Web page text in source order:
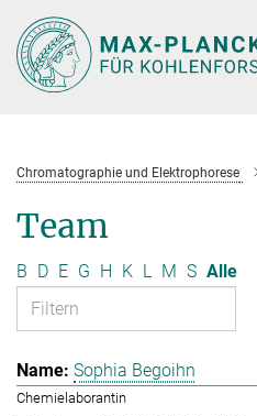
Hauptinhalt
Chromatographie und Elektrophorese
Team
B D E G H K L M S Alle
Sophia Begoihn
Chemielaborantin